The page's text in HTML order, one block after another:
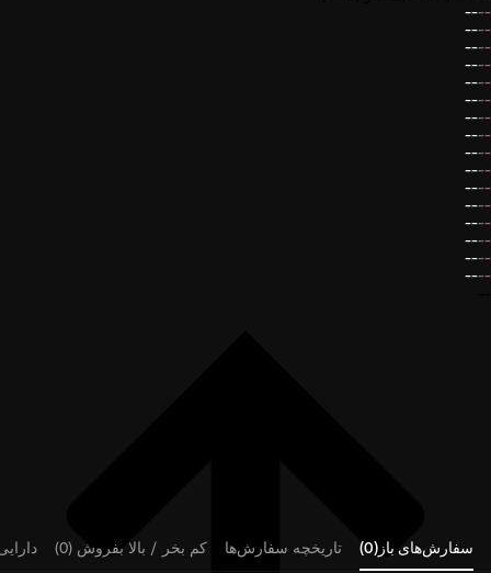
--
--
--
--
--
--
--
--
--
--
--
--
--
--
--
--
--
--
--
--
--
--
--
--
--
--
--
--
--
--
--
--
سفارش‌های باز(0) تاریخچه سفارش‌ها کم بخر / بالا بفروش (0)